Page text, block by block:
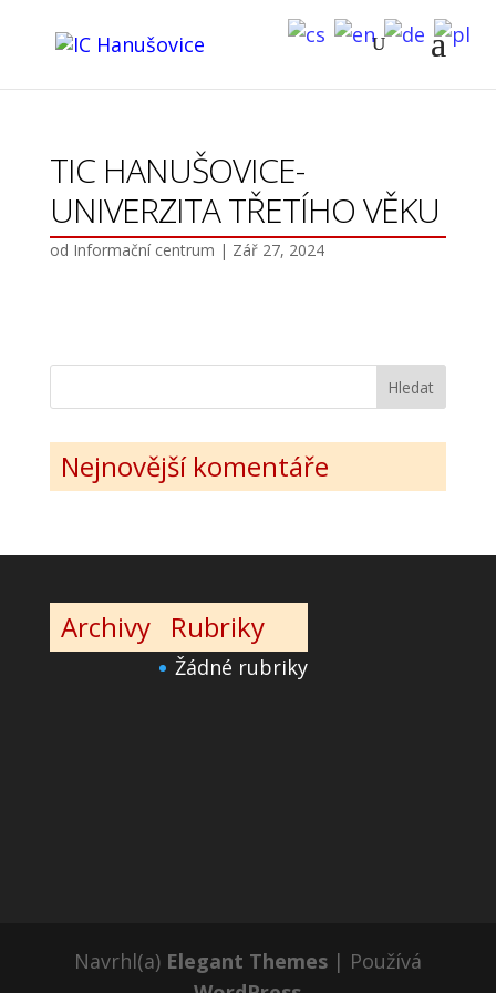
TIC HANUŠOVICE-
UNIVERZITA TŘETÍHO VĚKU
od Informační centrum | Zář 27, 2024
Nejnovější komentáře
Archivy Rubriky
Žádné rubriky
Navrhl(a) Elegant Themes| Používá